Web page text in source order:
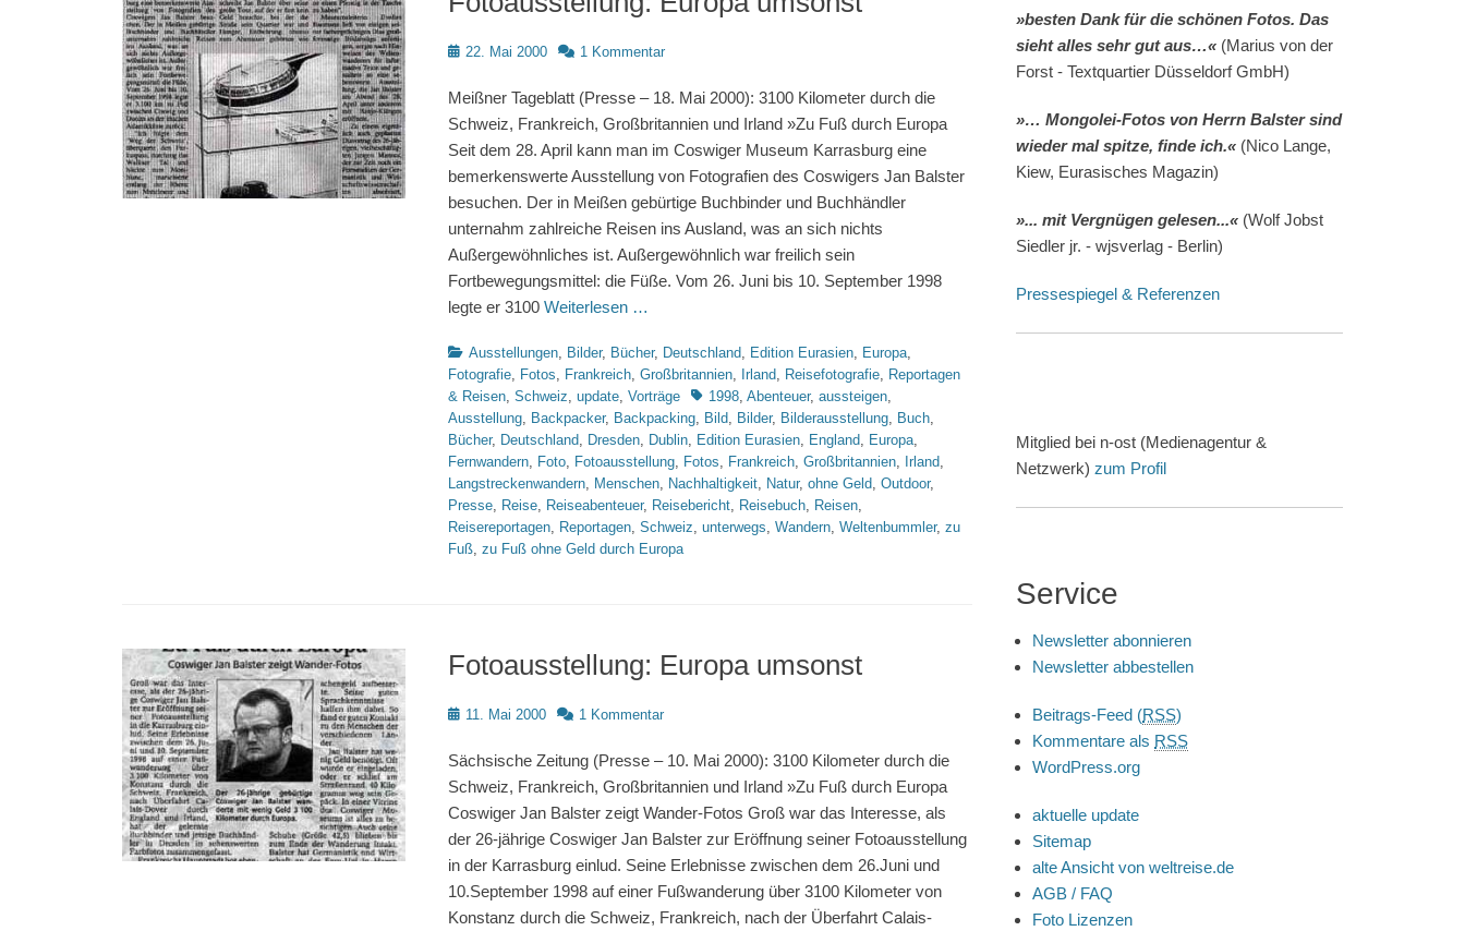
Posted
22. Mai 2000 1 Kommentar
Meißner Tageblatt (Presse – 18. Mai 2000): 3100 Kilometer durch die
Schweiz, Frankreich, Großbritannien und Irland »Zu Fuß durch Europa
Seit dem 28. April kann man im Coswiger Museum Karrasburg eine
bemerkenswerte Ausstellung von Fotografien des Coswigers Jan Balster
besuchen. Der in Meißen gebürtige Buchbinder und Buchhändler
unternahm zahlreiche Reisen ins Ausland, was an sich nichts
Außergewöhnliches ist. Außergewöhnlich war freilich sein
Fortbewegungsmittel: die Füße. Vom 26. Juni bis 10. September 1998
legte er 3100 Weiterlesen …
Kategorien
Ausstellungen, Bilder, Bücher, Deutschland, Edition Eurasien, Europa,
Fotografie, Fotos, Frankreich, Großbritannien, Irland, Reisefotografie, Reportagen
& Reisen, Schweiz, update, Vorträge Schlagworte
1998, Abenteuer, aussteigen,
Ausstellung, Backpacker, Backpacking, Bild, Bilder, Bilderausstellung, Buch,
Bücher, Deutschland, Dresden, Dublin, Edition Eurasien, England, Europa,
Fernwandern, Foto, Fotoausstellung, Fotos, Frankreich, Großbritannien, Irland,
Langstreckenwandern, Menschen, Nachhaltigkeit, Natur, ohne Geld, Outdoor,
Presse, Reise, Reiseabenteuer, Reisebericht, Reisebuch, Reisen,
Reisereportagen, Reportagen, Schweiz, unterwegs, Wandern, Weltenbummler, zu
Fuß, zu Fuß ohne Geld durch Europa
Fotoausstellung: Europa umsonst
Posted
11. Mai 2000 1 Kommentar
Sächsische Zeitung (Presse – 10. Mai 2000): 3100 Kilometer durch die
Schweiz, Frankreich, Großbritannien und Irland »Zu Fuß durch Europa
Coswiger Jan Balster zeigt Wander-Fotos Groß war das Interesse, als
der 26-jährige Coswiger Jan Balster zur Eröffnung seiner Fotoausstellung
in der Karrasburg einlud. Seine Erlebnisse zwischen dem 26.Juni und
10.September 1998 auf einer Fußwanderung über 3100 Kilometer von
Konstanz durch die Schweiz, Frankreich, nach der Überfahrt Calais-
»besten Dank für die schönen Fotos. Das
sieht alles sehr gut aus…« (Marius von der
Forst - Textquartier Düsseldorf GmbH)
»… Mongolei-Fotos von Herrn Balster sind
wieder mal spitze, finde ich.« (Nico Lange,
Kiew, Eurasisches Magazin)
»... mit Vergnügen gelesen...« (Wolf Jobst
Siedler jr. - wjsverlag - Berlin)
Pressespiegel & Referenzen
Mitglied bei n-ost (Medienagentur &
Netzwerk) zum Profil
Service
Newsletter abonnieren
Newsletter abbestellen
Beitrags-Feed (RSS)
Kommentare als RSS
WordPress.org
aktuelle update
Sitemap
alte Ansicht von weltreise.de
AGB / FAQ
Foto Lizenzen